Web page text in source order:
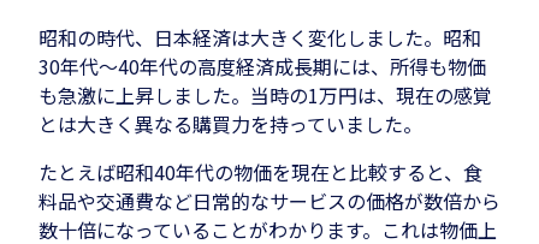
昭和の時代、日本経済は大きく変化しました。昭和
30年代〜40年代の高度経済成長期には、所得も物価
も急激に上昇しました。当時の1万円は、現在の感覚
とは大きく異なる購買力を持っていました。
たとえば昭和40年代の物価を現在と比較すると、食
料品や交通費など日常的なサービスの価格が数倍から
数十倍になっていることがわかります。これは物価上